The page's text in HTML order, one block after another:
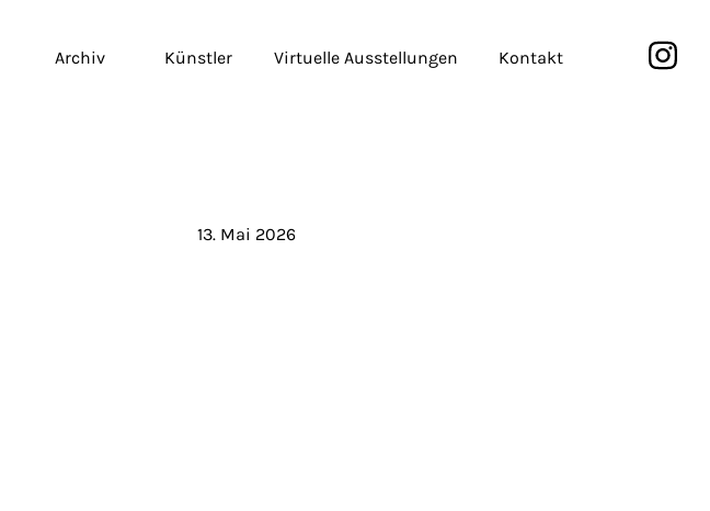
Archiv Künstler Virtuelle Ausstellungen Kontakt
13. Mai 2026